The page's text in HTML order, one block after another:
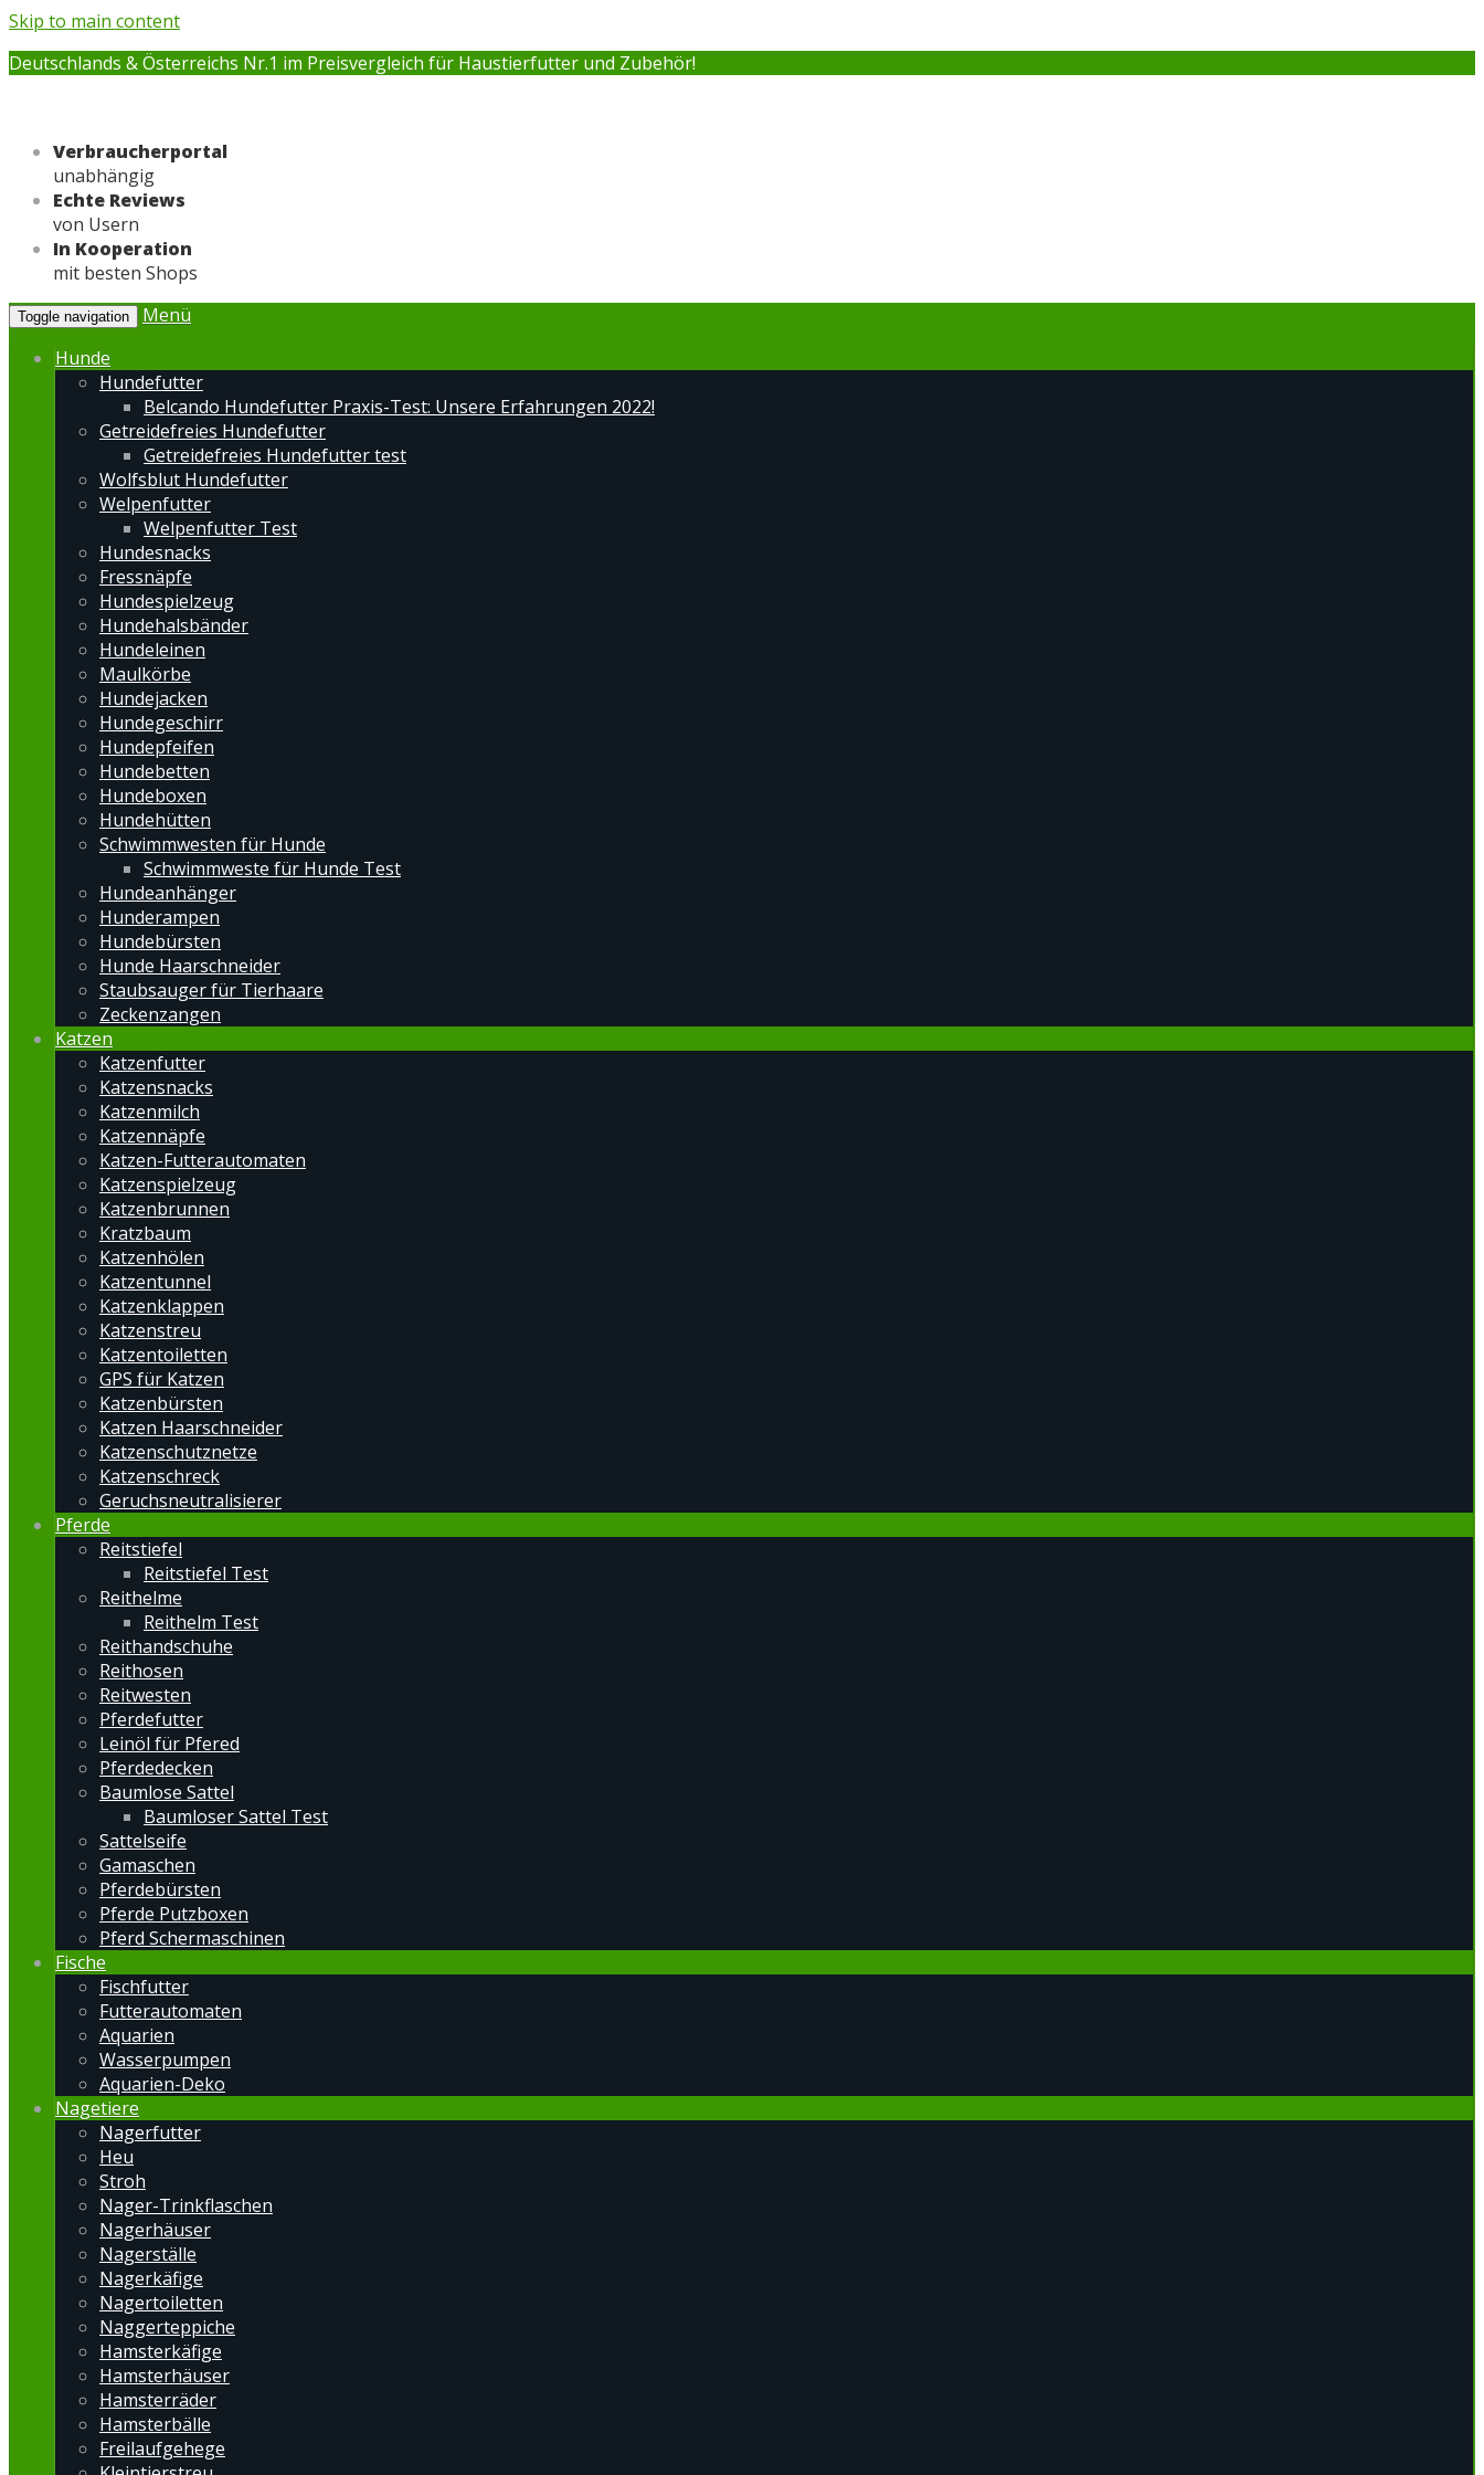
Skip to main content
Deutschlands & Österreichs Nr.1 im Preisvergleich für Haustierfutter und Zubehör!
Verbraucherportal
unabhängig
Echte Reviews
von Usern
In Kooperation
mit besten Shops
Toggle navigation
Menü
Hunde
Hundefutter
Belcando Hundefutter Praxis-Test: Unsere Erfahrungen 2022!
Getreidefreies Hundefutter
Getreidefreies Hundefutter test
Wolfsblut Hundefutter
Welpenfutter
Welpenfutter Test
Hundesnacks
Fressnäpfe
Hundespielzeug
Hundehalsbänder
Hundeleinen
Maulkörbe
Hundejacken
Hundegeschirr
Hundepfeifen
Hundebetten
Hundeboxen
Hundehütten
Schwimmwesten für Hunde
Schwimmweste für Hunde Test
Hundeanhänger
Hunderampen
Hundebürsten
Hunde Haarschneider
Staubsauger für Tierhaare
Zeckenzangen
Katzen
Katzenfutter
Katzensnacks
Katzenmilch
Katzennäpfe
Katzen-Futterautomaten
Katzenspielzeug
Katzenbrunnen
Kratzbaum
Katzenhölen
Katzentunnel
Katzenklappen
Katzenstreu
Katzentoiletten
GPS für Katzen
Katzenbürsten
Katzen Haarschneider
Katzenschutznetze
Katzenschreck
Geruchsneutralisierer
Pferde
Reitstiefel
Reitstiefel Test
Reithelme
Reithelm Test
Reithandschuhe
Reithosen
Reitwesten
Pferdefutter
Leinöl für Pfered
Pferdedecken
Baumlose Sattel
Baumloser Sattel Test
Sattelseife
Gamaschen
Pferdebürsten
Pferde Putzboxen
Pferd Schermaschinen
Fische
Fischfutter
Futterautomaten
Aquarien
Wasserpumpen
Aquarien-Deko
Nagetiere
Nagerfutter
Heu
Stroh
Nager-Trinkflaschen
Nagerhäuser
Nagerställe
Nagerkäfige
Nagertoiletten
Naggerteppiche
Hamsterkäfige
Hamsterhäuser
Hamsterräder
Hamsterbälle
Freilaufgehege